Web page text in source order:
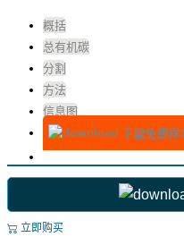
概括
总有机碳
分割
方法
信息图
下载免费样
立即购买